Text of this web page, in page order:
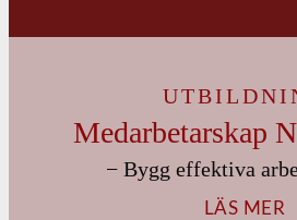
Medarbetarskap
− Bygg effektiva
LÄS MER